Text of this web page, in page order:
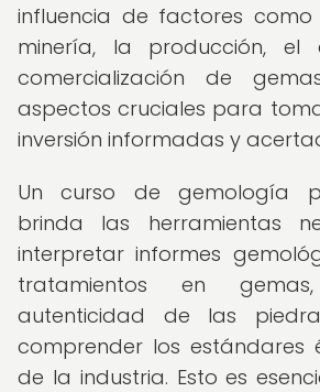
influencia de factores
minería, la producción, el
comercialización de
aspectos cruciales para
inversión informadas y
Un curso de gemología
brinda las herramientas
interpretar informes
tratamientos en
autenticidad de las
comprender los estándares
de la industria. Esto es